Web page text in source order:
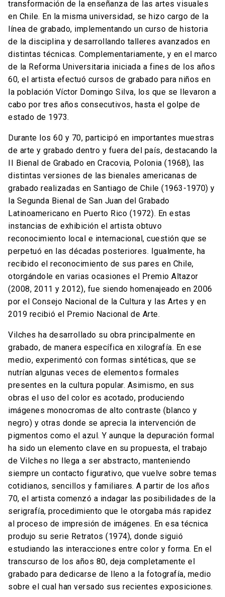
transformación de la enseñanza de las artes visuales
en Chile. En la misma universidad, se hizo cargo de la
línea de grabado, implementando un curso de historia
de la disciplina y desarrollando talleres avanzados en
distintas técnicas. Complementariamente, y en el marco
de la Reforma Universitaria iniciada a fines de los años
60, el artista efectuó cursos de grabado para niños en
la población Víctor Domingo Silva, los que se llevaron a
cabo por tres años consecutivos, hasta el golpe de
estado de 1973.
Durante los 60 y 70, participó en importantes muestras
de arte y grabado dentro y fuera del país, destacando la
II Bienal de Grabado en Cracovia, Polonia (1968), las
distintas versiones de las bienales americanas de
grabado realizadas en Santiago de Chile (1963-1970) y
la Segunda Bienal de San Juan del Grabado
Latinoamericano en Puerto Rico (1972). En estas
instancias de exhibición el artista obtuvo
reconocimiento local e internacional, cuestión que se
perpetuó en las décadas posteriores. Igualmente, ha
recibido el reconocimiento de sus pares en Chile,
otorgándole en varias ocasiones el Premio Altazor
(2008, 2011 y 2012), fue siendo homenajeado en 2006
por el Consejo Nacional de la Cultura y las Artes y en
2019 recibió el Premio Nacional de Arte.
Vilches ha desarrollado su obra principalmente en
grabado, de manera específica en xilografía. En ese
medio, experimentó con formas sintéticas, que se
nutrían algunas veces de elementos formales
presentes en la cultura popular. Asimismo, en sus
obras el uso del color es acotado, produciendo
imágenes monocromas de alto contraste (blanco y
negro) y otras donde se aprecia la intervención de
pigmentos como el azul. Y aunque la depuración formal
ha sido un elemento clave en su propuesta, el trabajo
de Vilches no llega a ser abstracto, manteniendo
siempre un contacto figurativo, que vuelve sobre temas
cotidianos, sencillos y familiares. A partir de los años
70, el artista comenzó a indagar las posibilidades de la
serigrafía, procedimiento que le otorgaba más rapidez
al proceso de impresión de imágenes. En esa técnica
produjo su serie Retratos (1974), donde siguió
estudiando las interacciones entre color y forma. En el
transcurso de los años 80, deja completamente el
grabado para dedicarse de lleno a la fotografía, medio
sobre el cual han versado sus recientes exposiciones.